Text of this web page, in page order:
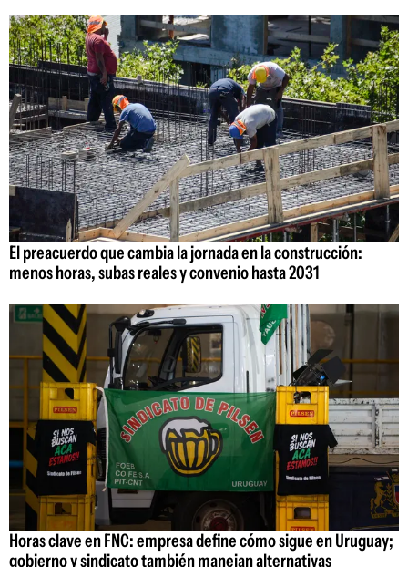
El preacuerdo que cambia la jornada en la construcción:
menos horas, subas reales y convenio hasta 2031
Horas clave en FNC: empresa define cómo sigue en Uruguay;
gobierno y sindicato también manejan alternativas